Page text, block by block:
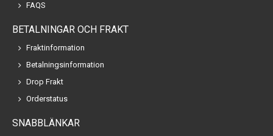
FAQS
BETALNINGAR OCH FRAKT
Fraktinformation
Betalningsinformation
Drop Frakt
Orderstatus
SNABBLÄNKAR